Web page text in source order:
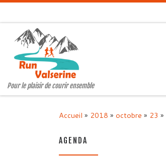
Pour le plaisir de courir ensemble
Accueil » 2018 » octobre » 23 »
AGENDA